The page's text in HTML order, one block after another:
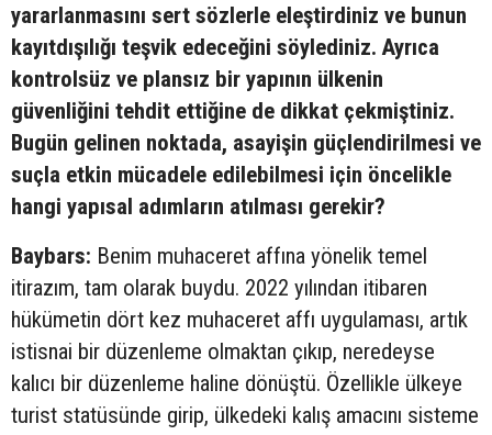
yararlanmasını sert sözlerle eleştirdiniz ve bunun
kayıtdışılığı teşvik edeceğini söylediniz. Ayrıca
kontrolsüz ve plansız bir yapının ülkenin
güvenliğini tehdit ettiğine de dikkat çekmiştiniz.
Bugün gelinen noktada, asayişin güçlendirilmesi ve
suçla etkin mücadele edilebilmesi için öncelikle
hangi yapısal adımların atılması gerekir?
Baybars: Benim muhaceret affına yönelik temel
itirazım, tam olarak buydu. 2022 yılından itibaren
hükümetin dört kez muhaceret affı uygulaması, artık
istisnai bir düzenleme olmaktan çıkıp, neredeyse
kalıcı bir düzenleme haline dönüştü. Özellikle ülkeye
turist statüsünde girip, ülkedeki kalış amacını sisteme